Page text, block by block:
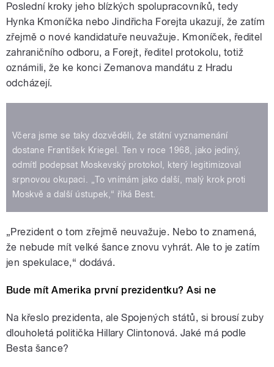
Poslední kroky jeho blízkých spolupracovníků, tedy
Hynka Kmoníčka nebo Jindřicha Forejta ukazují, že zatím
zřejmě o nové kandidatuře neuvažuje. Kmoníček, ředitel
zahraničního odboru, a Forejt, ředitel protokolu, totiž
oznámili, že ke konci Zemanova mandátu z Hradu
odcházejí.
Včera jsme se taky dozvěděli, že státní vyznamenání
dostane František Kriegel. Ten v roce 1968, jako jediný,
odmítl podepsat Moskevský protokol, který legitimizoval
srpnovou okupaci. „To vnímám jako další, malý krok proti
Moskvě a další ústupek,“ říká Best.
„Prezident o tom zřejmě neuvažuje. Nebo to znamená,
že nebude mít velké šance znovu vyhrát. Ale to je zatím
jen spekulace,“ dodává.
Bude mít Amerika první prezidentku? Asi ne
Na křeslo prezidenta, ale Spojených států, si brousí zuby
dlouholetá politička Hillary Clintonová. Jaké má podle
Besta šance?